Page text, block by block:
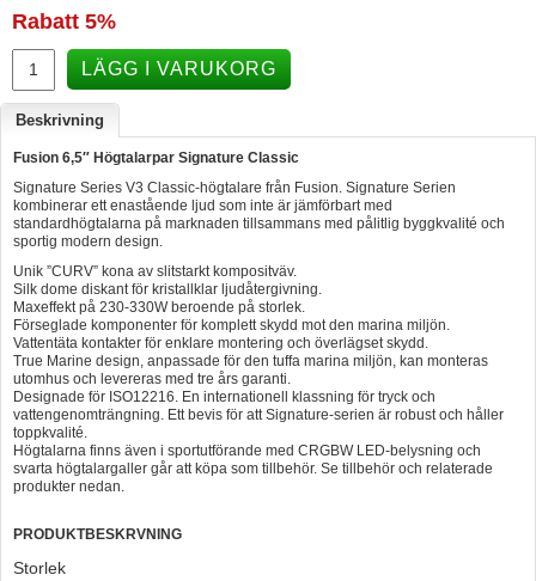
Båttillbehör
Hummertina
Varta - Batterier
Victron - Batteriladdare
Webasto - Dieselvärmare
Kamasa Tools - Verktyg
Calix - Packline - Takboxar
Thule - Takboxar
Thule - Lasthållare
LAGERRENSING
Begagnade Motorer & Båtar
Rabatt 5%
LÄGG I VARUKORG
Beskrivning
Fusion 6,5″ Högtalarpar Signature Classic
Signature Series V3 Classic-högtalare från Fusion. Signature Serien
kombinerar ett enastående ljud som inte är jämförbart med
standardhögtalarna på marknaden tillsammans med pålitlig byggkvalité och
sportig modern design.
Unik ”CURV” kona av slitstarkt kompositväv.
Silk dome diskant för kristallklar ljudåtergivning.
Maxeffekt på 230-330W beroende på storlek.
Förseglade komponenter för komplett skydd mot den marina miljön.
Vattentäta kontakter för enklare montering och överlägset skydd.
True Marine design, anpassade för den tuffa marina miljön, kan monteras
utomhus och levereras med tre års garanti.
Designade för ISO12216. En internationell klassning för tryck och
vattengenomträngning. Ett bevis för att Signature-serien är robust och håller
toppkvalité.
Högtalarna finns även i sportutförande med CRGBW LED-belysning och
svarta högtalargaller går att köpa som tillbehör. Se tillbehör och relaterade
produkter nedan.
PRODUKTBESKRVNING
Storlek